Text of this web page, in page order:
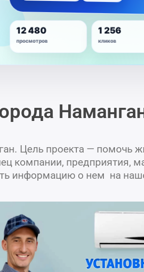
12 480 1 256
Цель проекта — помочь
компании, предприятия,
информацию о нем на